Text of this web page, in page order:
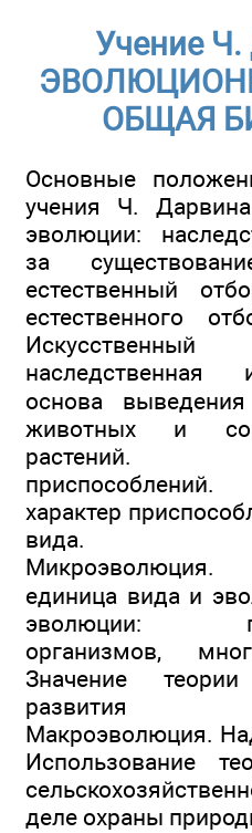
Учение
ОБЩАЯ
Основные
учения Ч.
эволюции:
за
естественный
естественного
основа
животных и
растений.
характер
вида.
единица вида и
эволюции:
организмов,
Значение
развития
Макроэволюция.
Использование
деле охраны